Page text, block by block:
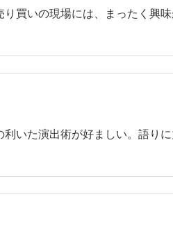
買いの現場には、まったく興
いた演出術が好ましい。語り